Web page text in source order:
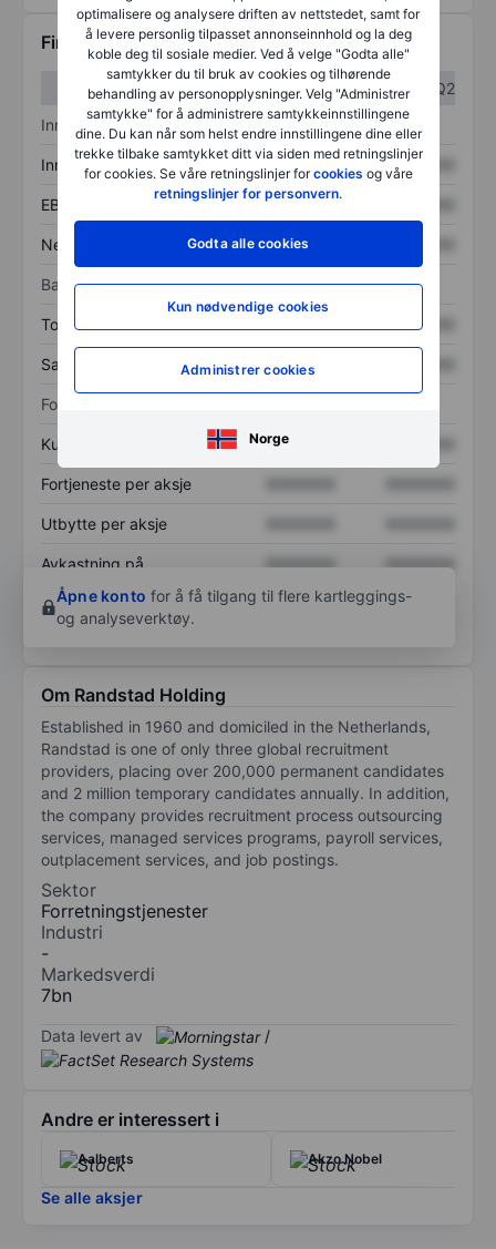
optimalisere og analysere driften av nettstedet, samt for
å levere personlig tilpasset annonseinnhold og la deg
koble deg til sosiale medier. Ved å velge "Godta alle"
samtykker du til bruk av cookies og tilhørende
behandling av personopplysninger. Velg "Administrer
samtykke" for å administrere samtykkeinnstillingene
dine. Du kan når som helst endre innstillingene dine eller
trekke tilbake samtykket ditt via siden med retningslinjer
for cookies. Se våre retningslinjer forcookies og våre
retningslinjer for personvern.
Godta alle cookies
Kun nødvendige cookies
Administrer cookies
Norge
Finansiell informasjon
Q1
Q2
Inntektsoversikt
Inntekter XXXXXXX XXXXXXX
EBITDA XXXXXXX
Nettoinntekt XXXXXXX
Balanse
Totale eiendeler XXXXXXX
Samlet gjeld XXXXXXX
Forholdstall
Kurs/salg XXXXXXX
Fortjeneste per aksje
Utbytte per aksje
Avkastning på
egenkapital
XXXXXXX
XXXXXXX
Åpne konto for å få tilgang til flere kartleggings-
og analyseverktøy.
Om Randstad Holding
Established in 1960 and domiciled in the Netherlands,
Randstad is one of only three global recruitment
providers, placing over 200,000 permanent candidates
and 2 million temporary candidates annually. In addition,
the company provides recruitment process outsourcing
services, managed services programs, payroll services,
outplacement services, and job postings.
Sektor
Forretningstjenester
Industri
-
Markedsverdi
7bn
Data levert av /
Andre er interessert i
Aalberts Akzo Nobel
Se alle aksjer